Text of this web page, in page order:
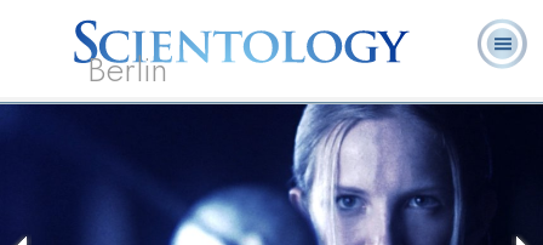
Berlin
Ehrenamtliche
Geistliche
Häufig
gestellte
Fragen